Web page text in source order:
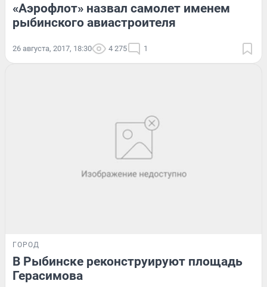
«Аэрофлот» назвал самолет именем
рыбинского авиастроителя
26 августа, 2017, 18:30 4 275 1
ГОРОД
В Рыбинске реконструируют площадь
Герасимова